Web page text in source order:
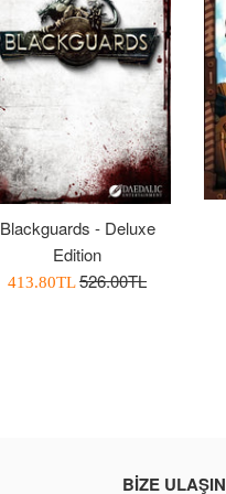
Blackguards - Deluxe
Edition
İndirimli
413.80TLNormal
526.00TL
BIZE ULAŞIN